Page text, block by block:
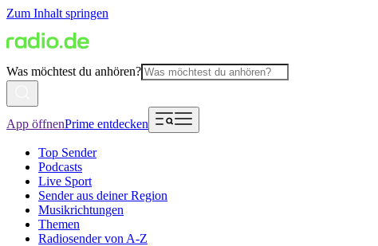
Zum Inhalt springen
Was möchtest du anhören?
App öffnenPrime entdecken
Top Sender
Podcasts
Live Sport
Sender aus deiner Region
Musikrichtungen
Themen
Radiosender von A-Z